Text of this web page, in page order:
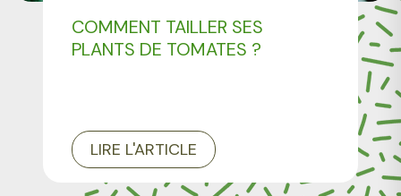
COMMENT TAILLER SES
PLANTS DE TOMATES ?
LIRE L'ARTICLE